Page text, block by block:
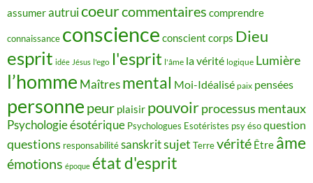
assumerautruicoeurcommentaires comprendre
connaissance conscience conscient corps Dieu
esprit idée Jésus l'ego l'esprit l'âme la vérité logique Lumière
l’homme Maîtres mental Moi-Idéalisé paix pensées
personne peur plaisir pouvoirprocessus mentaux
Psychologie ésotérique Psychologues Esotéristes psy ésoquestion
questions responsabilitésanskritsujet Terrevérité Être âme
émotions époque état d'esprit